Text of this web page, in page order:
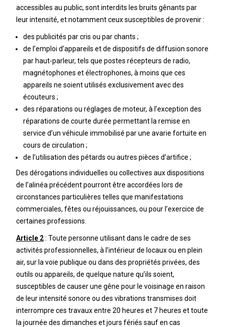
accessibles au public, sont interdits les bruits gênants par
leur intensité, et notamment ceux susceptibles de provenir :
des publicités par cris ou par chants ;
de l’emploi d’appareils et de dispositifs de diffusion sonore
par haut-parleur, tels que postes récepteurs de radio,
magnétophones et électrophones, à moins que ces
appareils ne soient utilisés exclusivement avec des
écouteurs ;
des réparations ou réglages de moteur, à l’exception des
réparations de courte durée permettant la remise en
service d’un véhicule immobilisé par une avarie fortuite en
cours de circulation ;
de l’utilisation des pétards ou autres pièces d’artifice ;
Des dérogations individuelles ou collectives aux dispositions
de l’alinéa précédent pourront être accordées lors de
circonstances particulières telles que manifestations
commerciales, fêtes ou réjouissances, ou pour l’exercice de
certaines professions.
Article 2: Toute personne utilisant dans le cadre de ses
activités professionnelles, à l’intérieur de locaux ou en plein
air, sur la voie publique ou dans des propriétés privées, des
outils ou appareils, de quelque nature qu’ils soient,
susceptibles de causer une gêne pour le voisinage en raison
de leur intensité sonore ou des vibrations transmises doit
interrompre ces travaux entre 20 heures et 7 heures et toute
la journée des dimanches et jours fériés sauf en cas